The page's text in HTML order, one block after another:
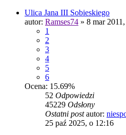
Ulica Jana III Sobieskiego
autor: Ramses74 » 8 mar
1
2
3
4
5
6
Ocena: 15.69%
52 Odpowiedzi
45229 Odsłony
Ostatni postautor:
25 paź 2025, o 12:16